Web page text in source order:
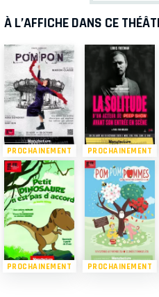
À L’AFFICHE DANS CE
PROCHAINEMENT PROCHAINEMENT
PROCHAINEMENT PROCHAINEMENT